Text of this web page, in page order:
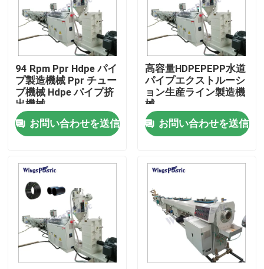
工場旅行
品質管理
私達に連絡しなさい
プラスチック管の放出ライン
プラスチック管の押出機機械
HDPEの管の押出機機械
94 Rpm Ppr Hdpe パイ
プ製造機械 Ppr チュー
ブ機械 Hdpe パイプ挤
出機械
お問い合わせを送信
高容量HDPEPEPP水道
パイプエクストルーシ
ョン生産ライン製造機
械
お問い合わせを送信